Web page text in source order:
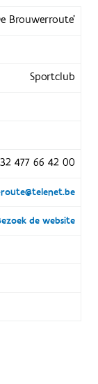
Brouwerroute'
Sportclub
477 66 42 00
de website